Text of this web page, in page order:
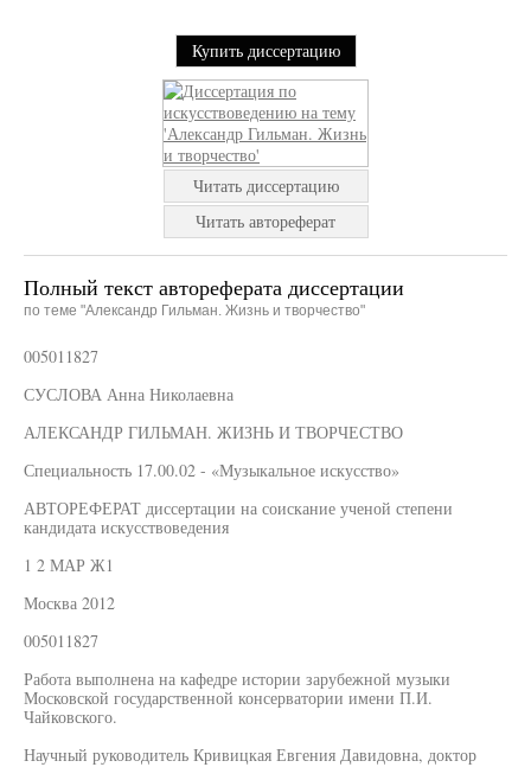
Купить диссертацию
Читать диссертацию
Читать автореферат
Полный текст автореферата диссертации
по теме "Александр Гильман. Жизнь и творчество"
005011827
СУСЛОВА Анна Николаевна
АЛЕКСАНДР ГИЛЬМАН. ЖИЗНЬ И ТВОРЧЕСТВО
Специальность 17.00.02 - «Музыкальное искусство»
АВТОРЕФЕРАТ диссертации на соискание ученой степени
кандидата искусствоведения
1 2 МАР Ж1
Москва 2012
005011827
Работа выполнена на кафедре истории зарубежной музыки
Московской государственной консерватории имени П.И.
Чайковского.
Научный руководитель Кривицкая Евгения Давидовна, доктор